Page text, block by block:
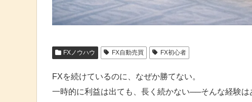
FXノウハウ FX自動売買 FX初心者
FXを続けているのに、なぜか勝てない。
一時的に利益は出ても、長く続かない──そんな経験は